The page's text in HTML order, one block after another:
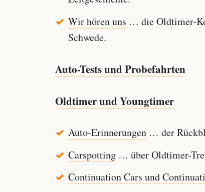
Wir hören uns … die Oldtimer-
Schwede.
Auto-Tests und Probefahrten
Oldtimer und Youngtimer
Auto-Erinnerungen… der
Carspotting… über Oldtimer-
Continuation Cars und